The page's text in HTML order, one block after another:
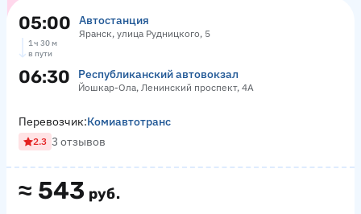
05:00 Автостанция
Яранск, улица Рудницкого, 5
1 ч 30 м
в пути
06:30 Республиканский автовокзал
Йошкар-Ола, Ленинский проспект, 4А
≈ 543 руб.
Перевозчик:Комиавтотранс
2.3 3 отзывов